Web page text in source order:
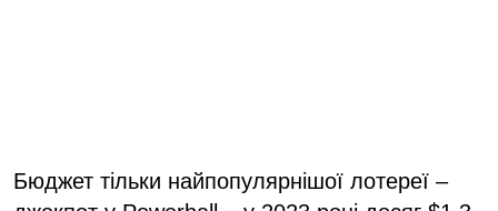
Бюджет тільки найпопулярнішої лотереї –